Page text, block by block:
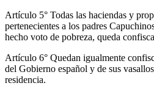
Artículo 5° Todas las haciendas y
pertenecientes a los padres
hecho voto de pobreza, queda
Artículo 6° Quedan igualmente
del Gobierno español y de sus
residencia.